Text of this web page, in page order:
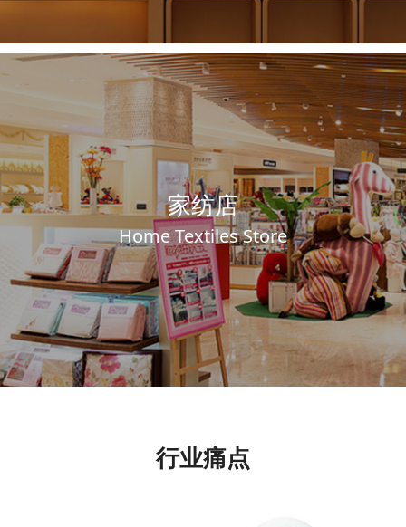
家纺店
Home Textiles Store
行业痛点